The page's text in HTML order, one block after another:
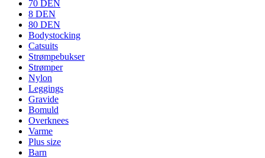
70 DEN
8 DEN
80 DEN
Bodystocking
Catsuits
Strømpebukser
Strømper
Nylon
Leggings
Gravide
Bomuld
Overknees
Varme
Plus size
Barn